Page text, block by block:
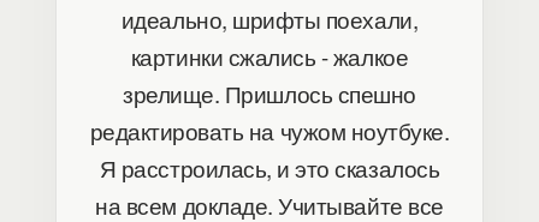
идеально, шрифты поехали,
картинки сжались - жалкое
зрелище. Пришлось спешно
редактировать на чужом ноутбуке.
Я расстроилась, и это сказалось
на всем докладе. Учитывайте все